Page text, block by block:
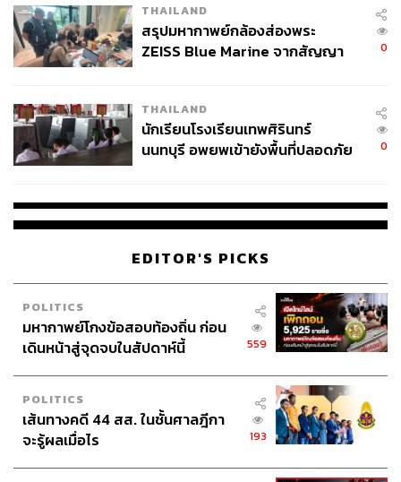
THAILAND
สรุปมหากาพย์กล้องส่องพระ
ZEISS Blue Marine จากสัญญา
จ่ายหนี้-แอบระบุแบรนด์
0
THAILAND
นักเรียนโรงเรียนเทพศิรินทร์
นนทบุรี อพยพเข้ายังพื้นที่ปลอดภัย
0
EDITOR'S PICKS
POLITICS
มหากาพย์โกงข้อสอบท้องถิ่น ก่อน
เดินหน้าสู่จุดจบในสัปดาห์นี้
559
POLITICS
เส้นทางคดี 44 สส. ในชั้นศาลฎีกา
จะรู้ผลเมื่อไร
193